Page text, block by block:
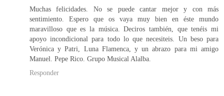
Muchas felicidades. No se puede cantar mejor y con más
sentimiento. Espero que os vaya muy bien en éste mundo
maravilloso que es la música. Deciros también, que tenéis mi
apoyo incondicional para todo lo que necesiteis. Un beso para
Verónica y Patri, Luna Flamenca, y un abrazo para mi amigo
Manuel. Pepe Rico. Grupo Musical Alalba.
Responder